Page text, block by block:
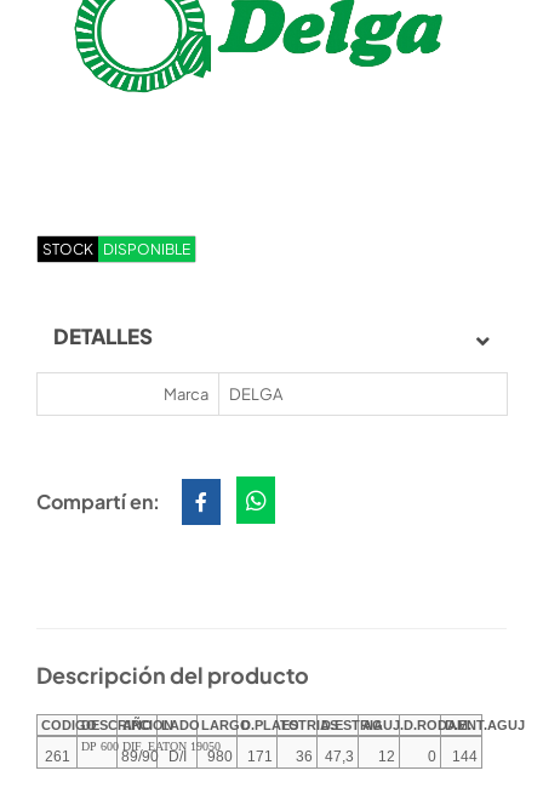
STOCK DISPONIBLE
DETALLES
Marca DELGA
Compartí en:
Descripción del producto
CODIGODESCRIPCION
AÑO LADO LARGOD.PLATOESTRIASD.ESTRIAAGUJ.D.RODAM.D.ENT.AGUJ
261
DP 600 DIF. EATON 19050
89/90 D/I 980 171 36 47,3 12 0 144